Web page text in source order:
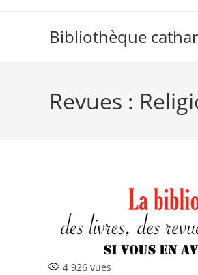
Bibliothèque
Revues :
4 926 vues